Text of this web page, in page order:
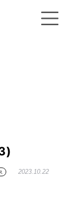
2023.10.22